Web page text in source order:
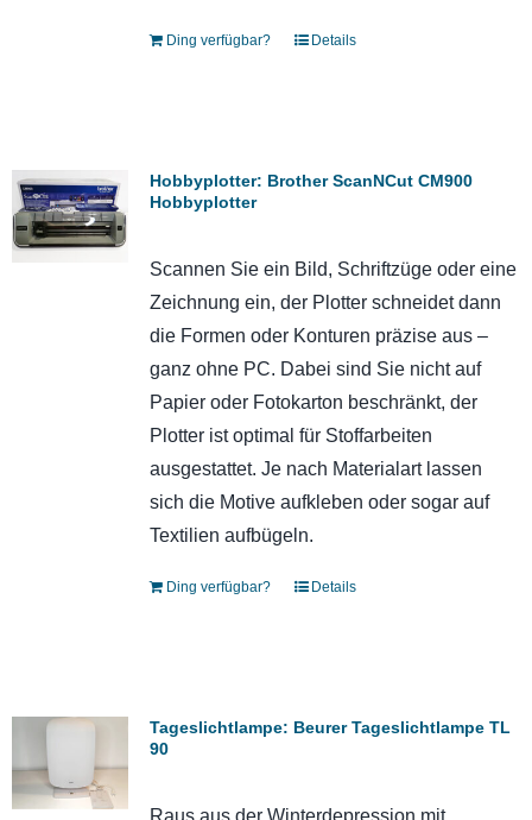
Ding verfügbar? Details
Hobbyplotter: Brother ScanNCut CM900
Hobbyplotter
Scannen Sie ein Bild, Schriftzüge oder eine
Zeichnung ein, der Plotter schneidet dann
die Formen oder Konturen präzise aus –
ganz ohne PC. Dabei sind Sie nicht auf
Papier oder Fotokarton beschränkt, der
Plotter ist optimal für Stoffarbeiten
ausgestattet. Je nach Materialart lassen
sich die Motive aufkleben oder sogar auf
Textilien aufbügeln.
Ding verfügbar? Details
Tageslichtlampe: Beurer Tageslichtlampe TL
90
Raus aus der Winterdepression mit